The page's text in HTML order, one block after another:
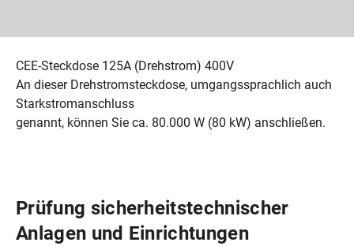
765,00
Zuschlag für Expressanschluss*
146,93
CEE-Steckdose 125A (Drehstrom) 400V
An dieser Drehstromsteckdose, umgangssprachlich auch
Starkstromanschluss
genannt, können Sie ca. 80.000 W (80 kW) anschließen.
Prüfung sicherheitstechnischer
Anlagen und Einrichtungen